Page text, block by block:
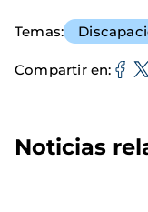
Temas
Compartir en
Noticias